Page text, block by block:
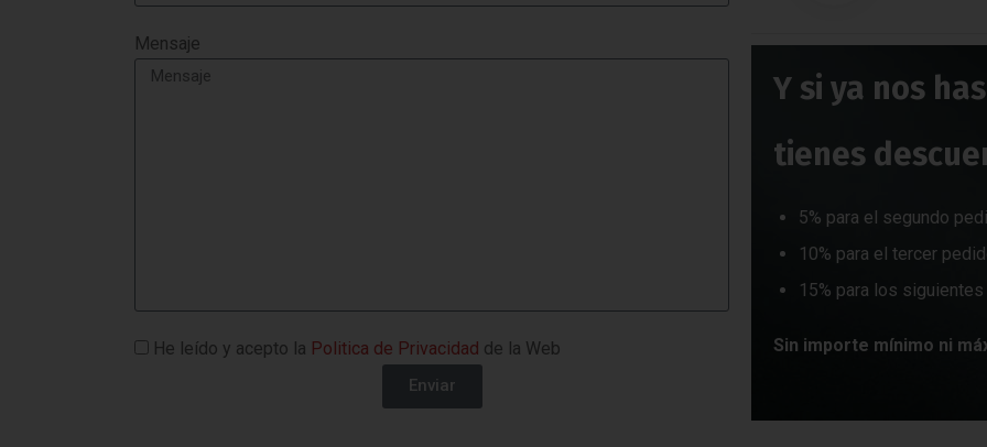
Mensaje
He leído y acepto la Politica de Privacidad de la Web
Enviar
Y si ya nos
tienes
5% para el segundo
10% para el tercer
15% para los siguientes
Sin importe mínimo ni